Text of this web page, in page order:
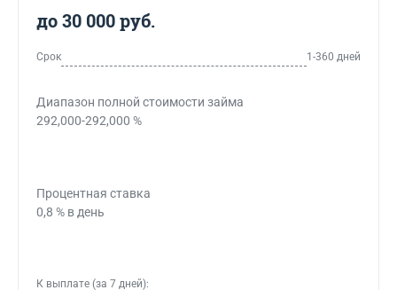
до 30 000 руб.
Срок 1-360 дней
Диапазон полной стоимости займа
292,000-292,000 %
Процентная ставка
0,8 % в день
К выплате (за 7 дней):